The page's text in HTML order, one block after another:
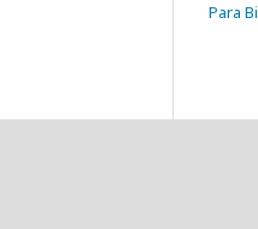
Para